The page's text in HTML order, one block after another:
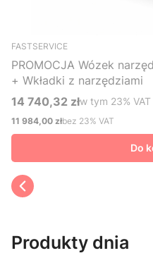
FASTSERVICE
PROMOCJA Wózek
+ Wkładki z narzędziami
Cena brutto
14 740,32 złw tym %s VAT
w tym 23% VAT
Cena netto
11 984,00 złbez 23% VAT
Do
Produkty dnia